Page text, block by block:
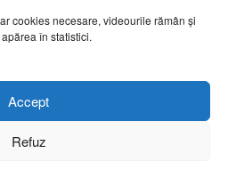
cookies necesare, videourile rămân și
în statistici.
Accept
Refuz
care